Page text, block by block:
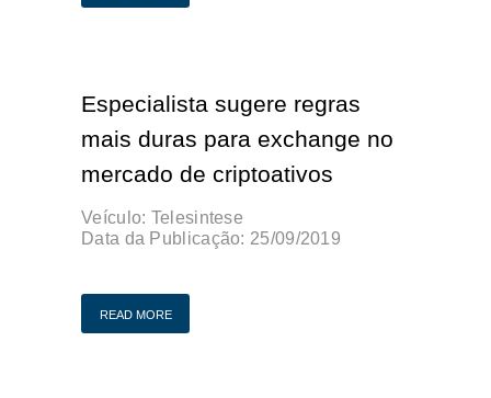
Especialista sugere regras
mais duras para exchange no
mercado de criptoativos
Veículo: Telesintese
Data da Publicação: 25/09/2019
READ MORE